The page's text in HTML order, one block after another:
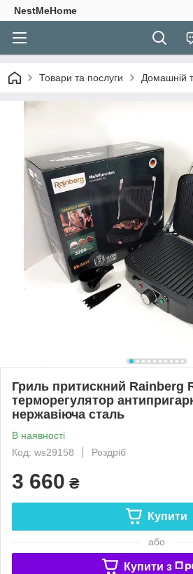
NestMeHome
Товари та послуги Домашній
Гриль притискний Rainberg
терморегулятор
нержавіюча сталь
В наявності
Код: ws29158
Роздріб
3 660 ₴
Купити
або
Купити з